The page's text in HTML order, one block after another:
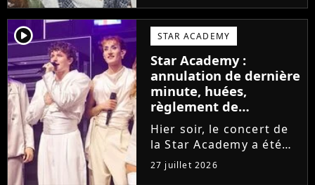
terminer dans les
larmes. Sur les réseaux
sociaux, les élèves
adressent un dernier
message au public...
player2 STAR ACADEMY
Star Academy :
annulation de dernière
minute, huées,
règlement de
comptes... Que s'est-il
passé au concert de
Bayonne hier soir ?
Hier soir, le concert de
la Star Academy a été
mouvementé. Quelques
minutes avant le show,
27 juillet 2026